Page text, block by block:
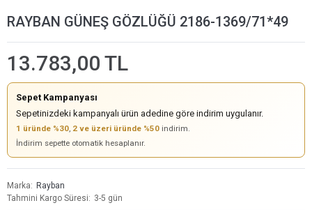
RAYBAN GÜNEŞ GÖZLÜĞÜ 2186-1369/71*49
13.783,00 TL
Sepet Kampanyası
Sepetinizdeki kampanyalı ürün adedine göre indirim uygulanır.
1 üründe %30, 2 ve üzeri üründe %50 indirim.
İndirim sepette otomatik hesaplanır.
Marka
Rayban
Tahmini Kargo Süresi
3-5 gün